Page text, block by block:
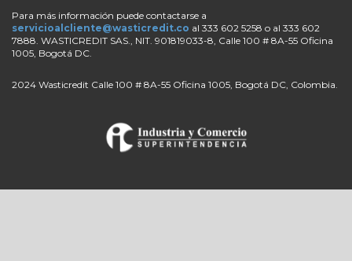
Para más información puede contactarse a
servicioalcliente@wasticredit.co al 333 602 5258 o al 333 602
7888. WASTICREDIT SAS., NIT. 901819033-8, Calle 100 # 8A-55 Oficina
1005, Bogotá DC.
2024 Wasticredit Calle 100 # 8A-55 Oficina 1005, Bogotá DC, Colombia.